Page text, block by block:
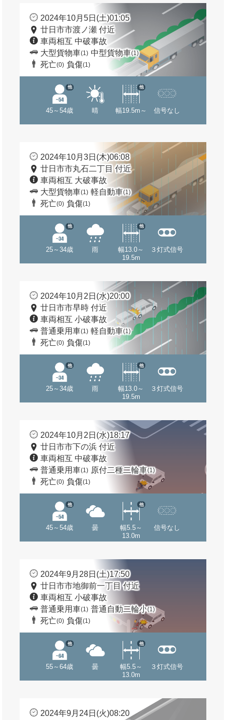
2024年10月5日(土)01:05
廿日市市渡ノ瀬 付近
車両相互 中破事故
大型貨物車(1) 中型貨物車(1)
死亡(0) 負傷(1)
45～54歳
他
晴 幅19.5m～
他
信号なし
2024年10月3日(木)06:08
廿日市市丸石二丁目 付近
車両相互 大破事故
大型貨物車(1) 軽自動車(1)
死亡(0) 負傷(1)
25～34歳
他
雨
幅13.0～
19.5m
他
３灯式信号
2024年10月2日(水)20:00
廿日市市早時 付近
車両相互 小破事故
普通乗用車(1) 軽自動車(1)
死亡(0) 負傷(1)
25～34歳
他
雨
幅13.0～
19.5m
他
３灯式信号
2024年10月2日(水)18:17
廿日市市下の浜 付近
車両相互 中破事故
普通乗用車(1) 原付二種二輪車(1)
死亡(0) 負傷(1)
45～54歳
他
曇
幅5.5～
13.0m
他
信号なし
2024年9月28日(土)17:50
廿日市市地御前一丁目 付近
車両相互 小破事故
普通乗用車(1) 普通自動二輪小(1)
死亡(0) 負傷(1)
55～64歳
他
曇
幅5.5～
13.0m
他
３灯式信号
2024年9月24日(火)08:20